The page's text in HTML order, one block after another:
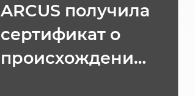
ARCUS получила
сертификат о
происхождении